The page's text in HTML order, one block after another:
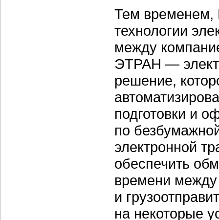
Тем временем,
технологии
между
ЭТРАН —
решение,
подготовки и
по
электронной
обеспечить
времени
и
на некоторые